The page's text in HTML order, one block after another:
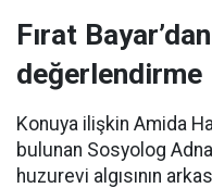
Fırat
değerlendirme
Konuya ilişkin Amida
bulunan Sosyolog
huzurevi algısının